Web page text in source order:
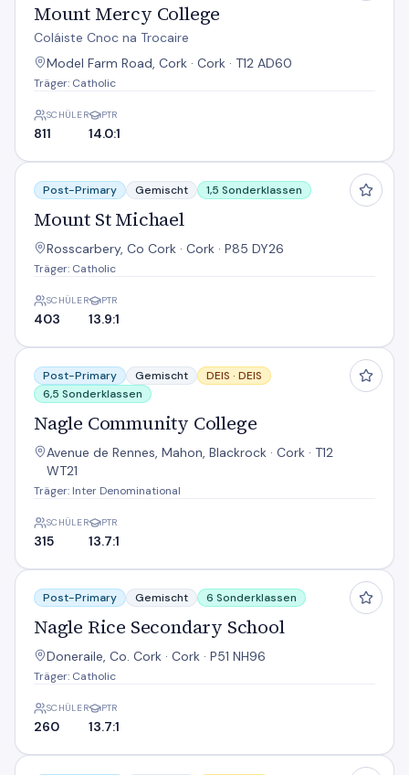
Mount Mercy College
Coláiste Cnoc na Trocaire
Model Farm Road, Cork · Cork · T12 AD60
Träger: Catholic
SCHÜLER
811
PTR
14.0:1
Mount St Michael
Post-Primary Gemischt 1,5 Sonderklassen
Mount St Michael
Rosscarbery, Co Cork · Cork · P85 DY26
Träger: Catholic
SCHÜLER
403
PTR
13.9:1
Nagle Community College
Post-Primary Gemischt DEIS · DEIS
6,5 Sonderklassen
Nagle Community College
Avenue de Rennes, Mahon, Blackrock · Cork · T12
WT21
Träger: Inter Denominational
SCHÜLER
315
PTR
13.7:1
Nagle Rice Secondary School
Post-Primary Gemischt 6 Sonderklassen
Nagle Rice Secondary School
Doneraile, Co. Cork · Cork · P51 NH96
Träger: Catholic
SCHÜLER
260
PTR
13.7:1
Nano Nagle College